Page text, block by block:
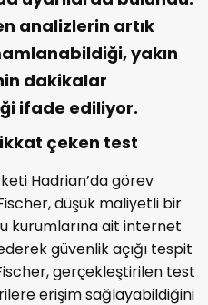
analizlerin artık
yakın
dakikalar
ifade ediliyor.
çeken test
Hadrian’da görev
düşük maliyetli bir
kurumlarına ait internet
güvenlik açığı tespit
gerçekleştirilen test
erişim sağlayabildiğini